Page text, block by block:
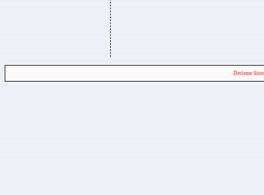
Derleme